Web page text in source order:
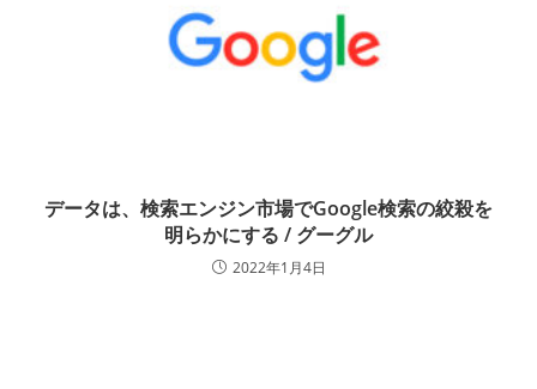
データは、検索エンジン市場でGoogle検索の絞殺を
明らかにする / グーグル
2022年1月4日